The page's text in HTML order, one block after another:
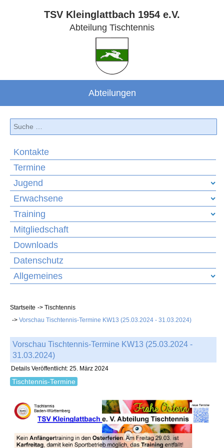
TSV Kleinglattbach 1954 e.V.
Abteilung Tischtennis
Abteilungen
Suchen
Kontakte
Termine
Jugend
Erwachsene
Training
Mitgliedschaft
Downloads
Datenschutz
Allgemeines
Startseite
Tischtennis
Vorschau Tischtennis-Termine KW13 (25.03.2024 - 31.03.2024)
Vorschau Tischtennis-Termine KW13 (25.03.2024 -
31.03.2024)
Details Veröffentlicht: 25. März 2024
Tischtennis-Termine